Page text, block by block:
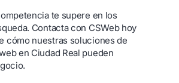
te supere en los
Contacta con CSWeb hoy
cómo nuestras soluciones de
en Ciudad Real pueden